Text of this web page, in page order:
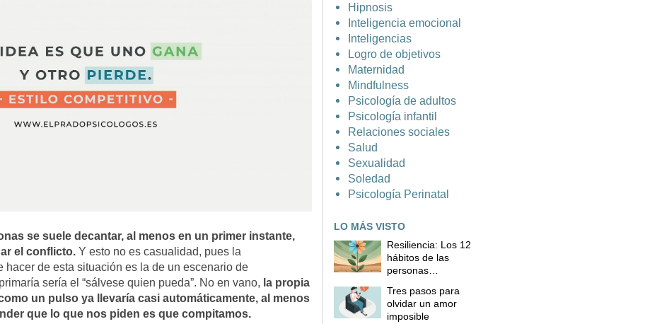
se suele decantar, al menos en un primer instante,
el conflicto. Y esto no es casualidad, pues la
hacer de esta situación es la de un escenario de
sería el “sálvese quien pueda”. No en vano, la propia
un pulso ya llevaría casi automáticamente, al menos
que lo que nos piden es que compitamos.
Hipnosis
Inteligencia emocional
Inteligencias
Logro de objetivos
Maternidad
Mindfulness
Psicología de adultos
Psicología infantil
Relaciones sociales
Salud
Sexualidad
Soledad
Psicología Perinatal
LO MÁS VISTO
Resiliencia: Los 12
hábitos de las
personas
Tres pasos para
olvidar un amor
imposible